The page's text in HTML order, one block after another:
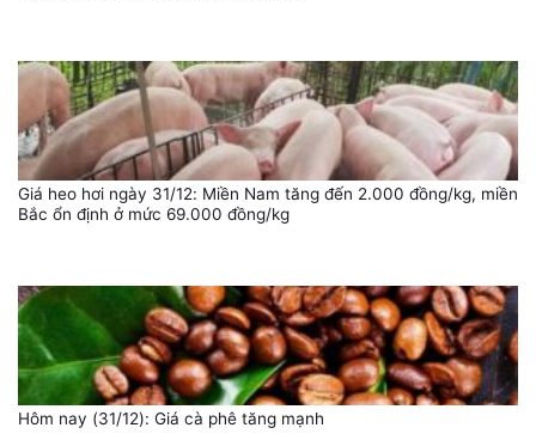
Giá heo hơi ngày 31/12: Miền Nam tăng đến 2.000 đồng/kg, miền
Bắc ổn định ở mức 69.000 đồng/kg
Hôm nay (31/12): Giá cà phê tăng mạnh